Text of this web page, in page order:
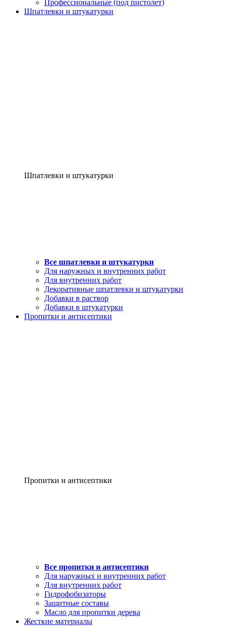
Профессиональные (под пистолет)
Шпатлевки и штукатурки
Шпатлевки и штукатурки
Все шпатлевки и штукатурки
Для наружных и внутренних работ
Для внутренних работ
Декоративные шпатлевки и штукатурки
Добавки в раствор
Добавки в штукатурки
Пропитки и антисептики
Пропитки и антисептики
Все пропитки и антисептики
Для наружных и внутренних работ
Для внутренних работ
Гидрофобизаторы
Защитные составы
Масло для пропитки дерева
Жесткие материалы